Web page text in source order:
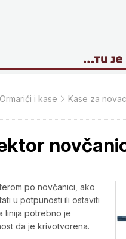
Ormarići i kase Kase za novac
po novčanici, ako
u potpunosti ili ostaviti
linija potrebno je
da je krivotvorena.